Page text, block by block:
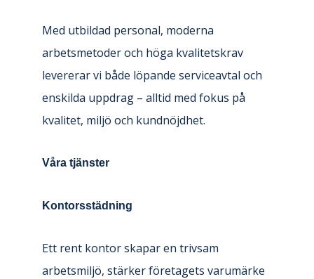
Med utbildad personal, moderna
arbetsmetoder och höga kvalitetskrav
levererar vi både löpande serviceavtal och
enskilda uppdrag – alltid med fokus på
kvalitet, miljö och kundnöjdhet.
Våra tjänster
Kontorsstädning
Ett rent kontor skapar en trivsam
arbetsmiljö, stärker företagets varumärke